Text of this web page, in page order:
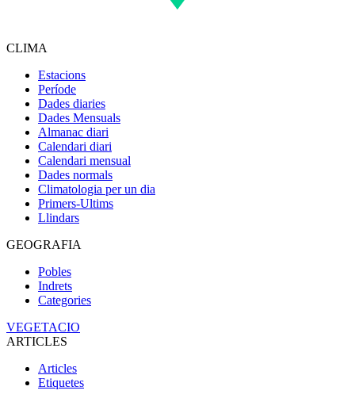
CLIMA
Estacions
Període
Dades diaries
Dades Mensuals
Almanac diari
Calendari diari
Calendari mensual
Dades normals
Climatologia per un dia
Primers-Ultims
Llindars
GEOGRAFIA
Pobles
Indrets
Categories
VEGETACIO
ARTICLES
Articles
Etiquetes